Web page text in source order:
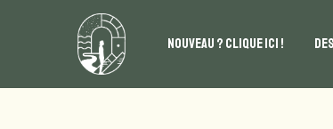
NOUVEAU ? CLIQUE ICI !